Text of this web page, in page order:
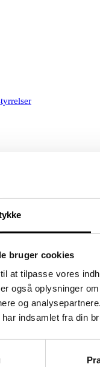
bruger cookies
at tilpasse vores
også oplysninger
og
indsamlet fra din